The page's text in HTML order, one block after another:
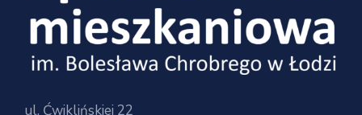
ul. Ćwiklińskiej 22